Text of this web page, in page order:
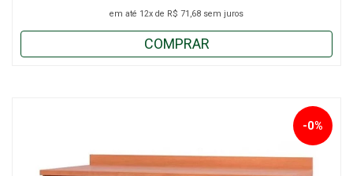
em até 12x de R$ 71,68 sem juros
COMPRAR
-0%